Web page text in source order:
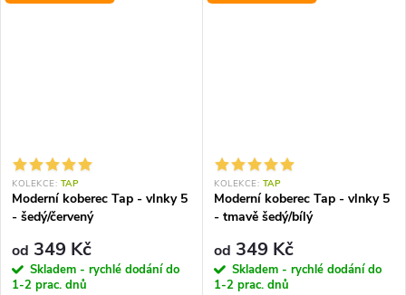
KOLEKCE: TAP
Moderní koberec Tap - vlnky 5
- šedý/červený
od 349 Kč
Skladem - rychlé dodání do
1-2 prac. dnů
KOLEKCE: TAP
Moderní koberec Tap - vlnky 5
- tmavě šedý/bílý
od 349 Kč
Skladem - rychlé dodání do
1-2 prac. dnů